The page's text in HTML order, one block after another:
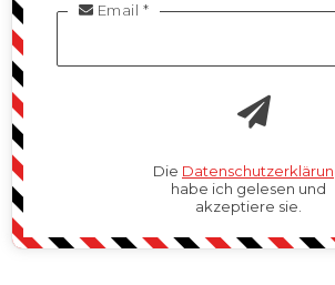
 Email *
Die
habe ich gelesen und
akzeptiere sie.